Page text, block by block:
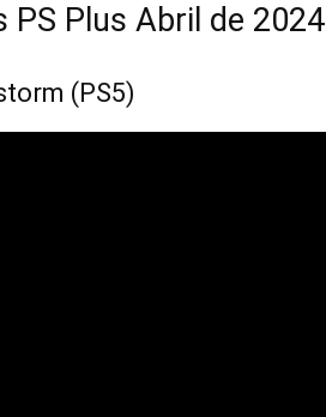
PS Plus Abril de 2024
(PS5)